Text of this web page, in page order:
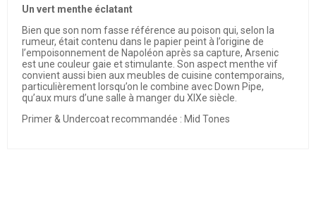
Un vert menthe éclatant
Bien que son nom fasse référence au poison qui, selon la
rumeur, était contenu dans le papier peint à l’origine de
l’empoisonnement de Napoléon après sa capture, Arsenic
est une couleur gaie et stimulante. Son aspect menthe vif
convient aussi bien aux meubles de cuisine contemporains,
particulièrement lorsqu’on le combine avec Down Pipe,
qu’aux murs d’une salle à manger du XIXe siècle.
Primer & Undercoat recommandée : Mid Tones